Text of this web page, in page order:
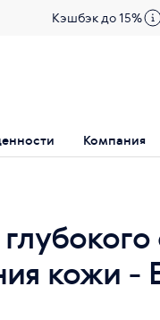
Кэшбэк до 15%
Компания
кожи -